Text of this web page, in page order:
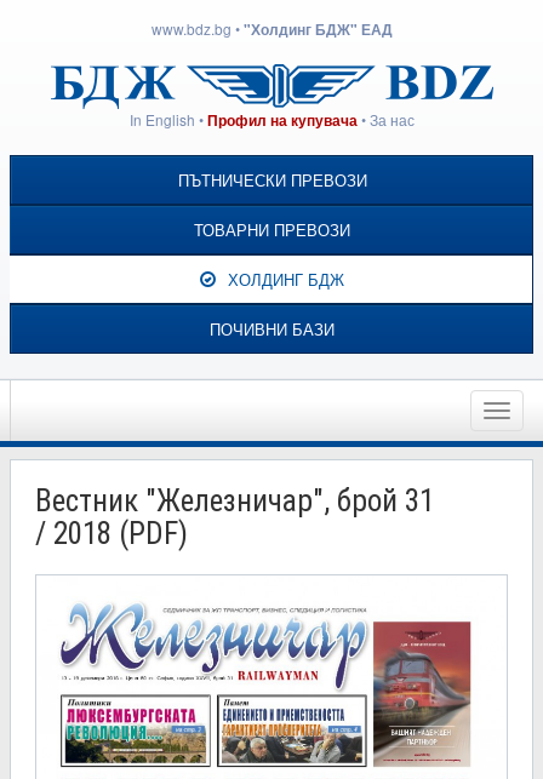
www.bdz.bg •"Холдинг БДЖ" ЕАД
In English •Профил на купувача •За нас
ПЪТНИЧЕСКИ ПРЕВОЗИ
ТОВАРНИ ПРЕВОЗИ
ХОЛДИНГ БДЖ
ПОЧИВНИ БАЗИ
Toggle
Вестник "Железничар", брой 31
/ 2018 (PDF)